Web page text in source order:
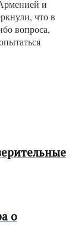
и
что в
вопроса,
о